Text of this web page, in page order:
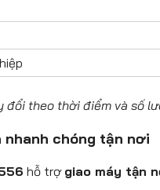
đổi theo thời điểm và số
nhanh chóng tận nơi
hỗ trợ giao máy tận